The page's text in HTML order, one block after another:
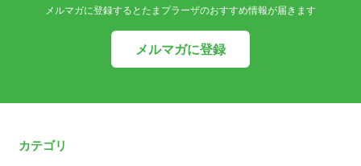
メルマガに登録するとたまプラーザのおすすめ情報が届きます
メルマガに登録
カテゴリ